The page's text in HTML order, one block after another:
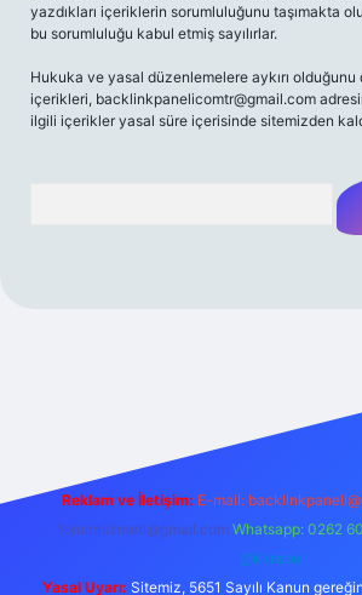
yazdıkları içeriklerin sorumluluğunu taşımakta
bu sorumluluğu kabul etmiş sayılırlar.
Hukuka ve yasal düzenlemelere aykırı olduğunu
içerikleri, backlinkpanelicomtr@gmail.com
ilgili içerikler yasal süre içerisinde sitemizden
Reklam ve İletişim: E-mail:
forumhizmeti@gmail.com Whatsapp: 0262
@karabul
Yasal Uyarı: Sitemiz, 5651 Sayılı Kanun